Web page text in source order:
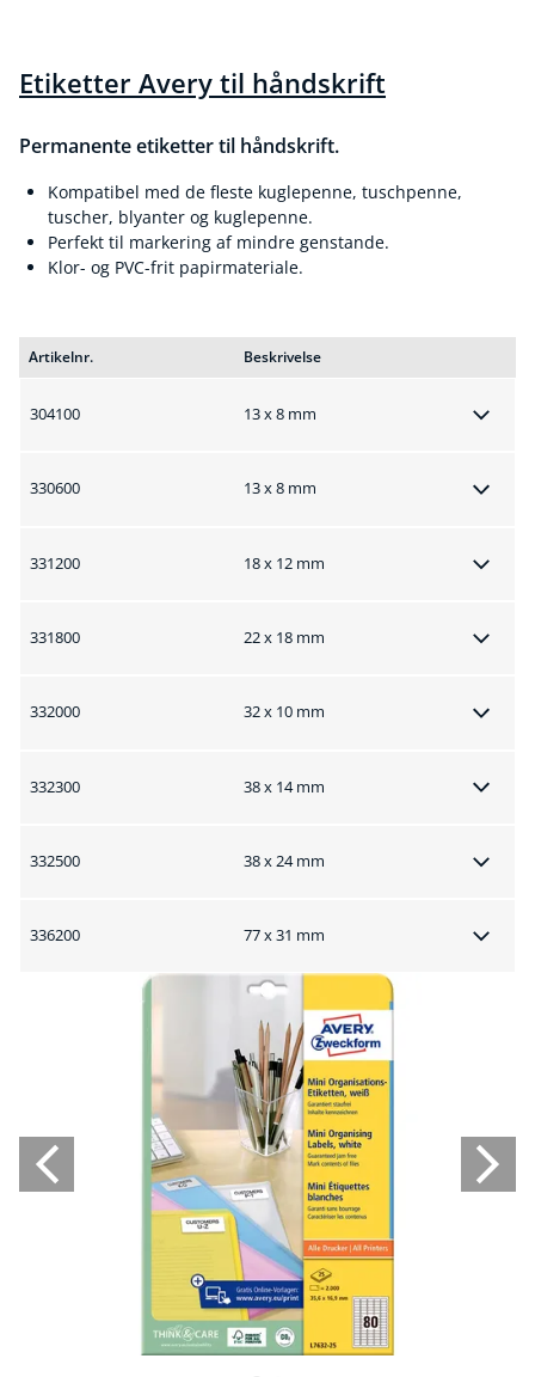
Etiketter Avery til håndskrift
Permanente etiketter til håndskrift.
Kompatibel med de fleste kuglepenne, tuschpenne,
tuscher, blyanter og kuglepenne.
Perfekt til markering af mindre genstande.
Klor- og PVC-frit papirmateriale.
Artikelnr. Beskrivelse
304100 13 x 8 mm
330600 13 x 8 mm
331200 18 x 12 mm
331800 22 x 18 mm
332000 32 x 10 mm
332300 38 x 14 mm
332500 38 x 24 mm
336200 77 x 31 mm